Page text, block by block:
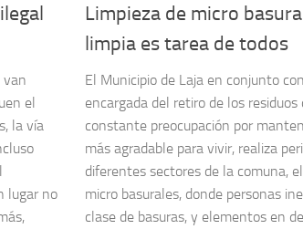
van
el
la vía
lugar no
Limpieza de micro
limpia es tarea de todos
El Municipio de Laja en conjunto
encargada del retiro de los residuos
constante preocupación por
más agradable para vivir, realiza
diferentes sectores de la comuna,
micro basurales, donde personas
clase de basuras, y elementos en